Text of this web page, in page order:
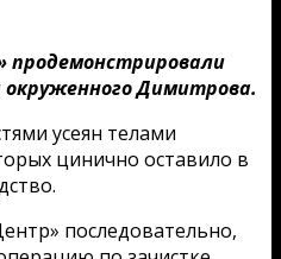
Димитрова.
усеян телами
цинично оставило в
последовательно,